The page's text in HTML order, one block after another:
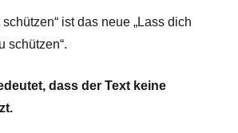
ist das neue „Lass dich
schützen“.
dass der Text keine